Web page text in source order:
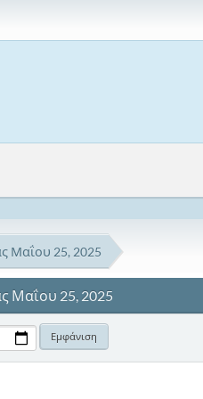
Μαΐου 25, 2025
Μαΐου 25, 2025